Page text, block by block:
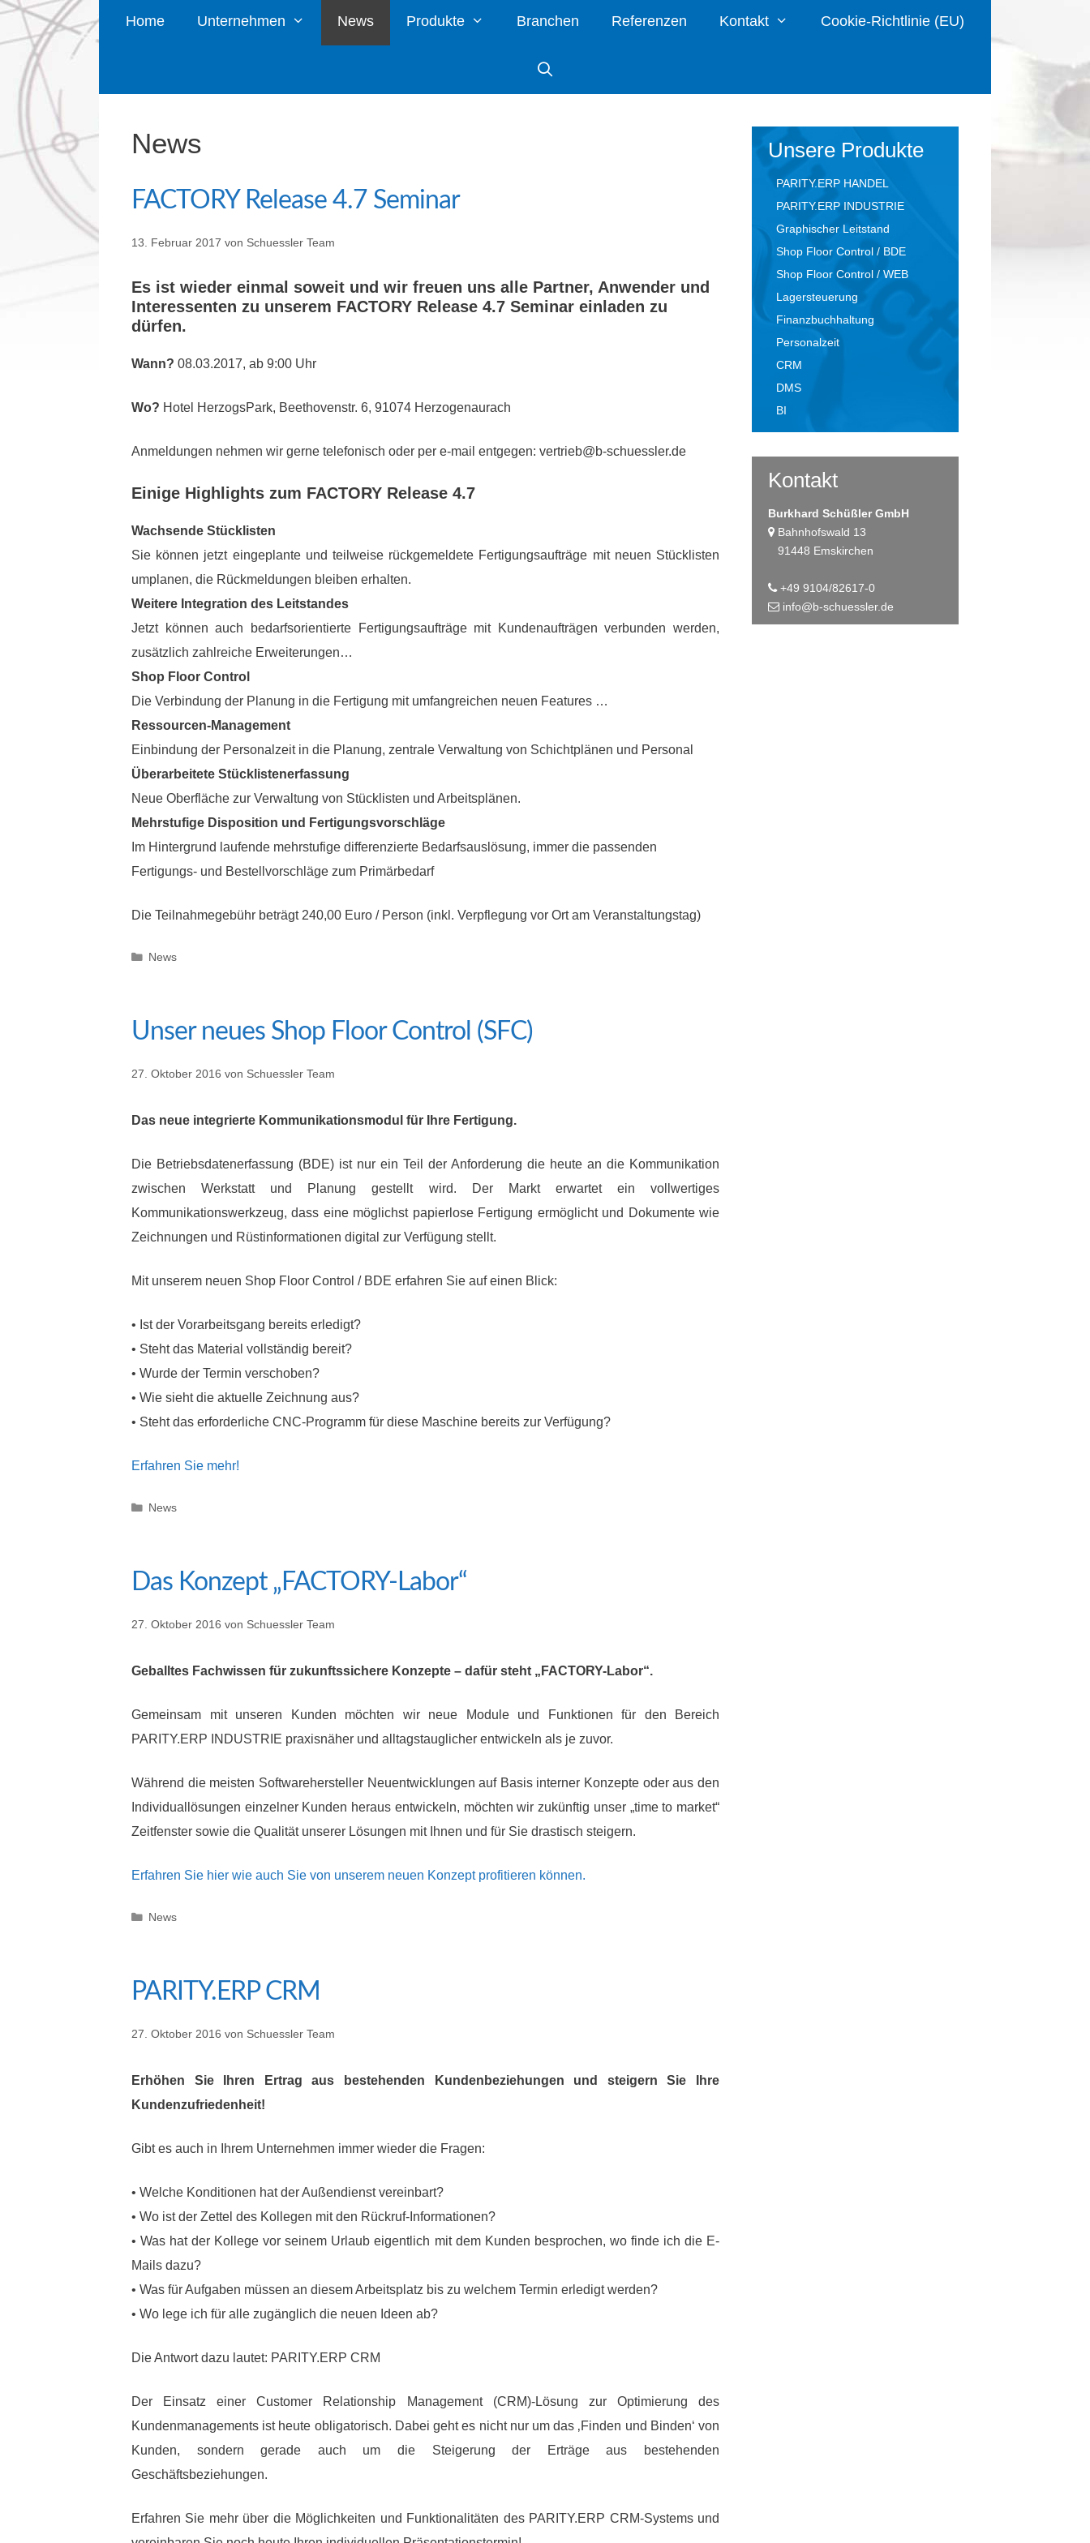
Home Unternehmen News Produkte Branchen Referenzen Kontakt Cookie-Richtlinie (EU)
News
FACTORY Release 4.7 Seminar
13. Februar 2017 von Schuessler Team
Es ist wieder einmal soweit und wir freuen uns alle Partner, Anwender und
Interessenten zu unserem FACTORY Release 4.7 Seminar einladen zu
dürfen.
Wann? 08.03.2017, ab 9:00 Uhr
Wo? Hotel HerzogsPark, Beethovenstr. 6, 91074 Herzogenaurach
Anmeldungen nehmen wir gerne telefonisch oder per e-mail entgegen: vertrieb@b-schuessler.de
Einige Highlights zum FACTORY Release 4.7
Wachsende Stücklisten
Sie können jetzt eingeplante und teilweise rückgemeldete Fertigungsaufträge mit neuen Stücklisten
umplanen, die Rückmeldungen bleiben erhalten.
Weitere Integration des Leitstandes
Jetzt können auch bedarfsorientierte Fertigungsaufträge mit Kundenaufträgen verbunden werden,
zusätzlich zahlreiche Erweiterungen…
Shop Floor Control
Die Verbindung der Planung in die Fertigung mit umfangreichen neuen Features …
Ressourcen-Management
Einbindung der Personalzeit in die Planung, zentrale Verwaltung von Schichtplänen und Personal
Überarbeitete Stücklistenerfassung
Neue Oberfläche zur Verwaltung von Stücklisten und Arbeitsplänen.
Mehrstufige Disposition und Fertigungsvorschläge
Im Hintergrund laufende mehrstufige differenzierte Bedarfsauslösung, immer die passenden
Fertigungs- und Bestellvorschläge zum Primärbedarf
Die Teilnahmegebühr beträgt 240,00 Euro / Person (inkl. Verpflegung vor Ort am Veranstaltungstag)
Kategorien
News
Unser neues Shop Floor Control (SFC)
27. Oktober 2016 von Schuessler Team
Das neue integrierte Kommunikationsmodul für Ihre Fertigung.
Die Betriebsdatenerfassung (BDE) ist nur ein Teil der Anforderung die heute an die Kommunikation
zwischen Werkstatt und Planung gestellt wird. Der Markt erwartet ein vollwertiges
Kommunikationswerkzeug, dass eine möglichst papierlose Fertigung ermöglicht und Dokumente wie
Zeichnungen und Rüstinformationen digital zur Verfügung stellt.
Mit unserem neuen Shop Floor Control / BDE erfahren Sie auf einen Blick:
• Ist der Vorarbeitsgang bereits erledigt?
• Steht das Material vollständig bereit?
• Wurde der Termin verschoben?
• Wie sieht die aktuelle Zeichnung aus?
• Steht das erforderliche CNC-Programm für diese Maschine bereits zur Verfügung?
Erfahren Sie mehr!
Kategorien
News
Das Konzept „FACTORY-Labor“
27. Oktober 2016 von Schuessler Team
Geballtes Fachwissen für zukunftssichere Konzepte – dafür steht „FACTORY-Labor“.
Gemeinsam mit unseren Kunden möchten wir neue Module und Funktionen für den Bereich
PARITY.ERP INDUSTRIE praxisnäher und alltagstauglicher entwickeln als je zuvor.
Während die meisten Softwarehersteller Neuentwicklungen auf Basis interner Konzepte oder aus den
Individuallösungen einzelner Kunden heraus entwickeln, möchten wir zukünftig unser „time to market“
Zeitfenster sowie die Qualität unserer Lösungen mit Ihnen und für Sie drastisch steigern.
Erfahren Sie hier wie auch Sie von unserem neuen Konzept profitieren können.
Kategorien
News
PARITY.ERP CRM
27. Oktober 2016 von Schuessler Team
Erhöhen Sie Ihren Ertrag aus bestehenden Kundenbeziehungen und steigern Sie Ihre
Kundenzufriedenheit!
Gibt es auch in Ihrem Unternehmen immer wieder die Fragen:
• Welche Konditionen hat der Außendienst vereinbart?
• Wo ist der Zettel des Kollegen mit den Rückruf-Informationen?
• Was hat der Kollege vor seinem Urlaub eigentlich mit dem Kunden besprochen, wo finde ich die E-
Mails dazu?
• Was für Aufgaben müssen an diesem Arbeitsplatz bis zu welchem Termin erledigt werden?
• Wo lege ich für alle zugänglich die neuen Ideen ab?
Die Antwort dazu lautet: PARITY.ERP CRM
Der Einsatz einer Customer Relationship Management (CRM)-Lösung zur Optimierung des
Kundenmanagements ist heute obligatorisch. Dabei geht es nicht nur um das ‚Finden und Binden‘ von
Kunden, sondern gerade auch um die Steigerung der Erträge aus bestehenden
Geschäftsbeziehungen.
Erfahren Sie mehr über die Möglichkeiten und Funktionalitäten des PARITY.ERP CRM-Systems und
Unsere Produkte
PARITY.ERP HANDEL
PARITY.ERP INDUSTRIE
Graphischer Leitstand
Shop Floor Control / BDE
Shop Floor Control / WEB
Lagersteuerung
Finanzbuchhaltung
Personalzeit
CRM
DMS
BI
Kontakt
Burkhard Schüßler GmbH
Bahnhofswald 13
91448 Emskirchen
+49 9104/82617-0
info@b-schuessler.de